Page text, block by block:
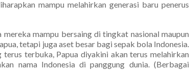
mampu melahirkan generasi baru penerus
mampu bersaing di tingkat nasional maupun
tetapi juga aset besar bagi sepak bola Indonesia.
terbuka, Papua diyakini akan terus melahirkan
nama Indonesia di panggung dunia. (Berbagai